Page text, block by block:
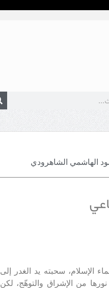
الهاشمي الشاهرودي
الإسلام، سحبته يد الغدر إلى
من الإشراق والتوهّج، لكن